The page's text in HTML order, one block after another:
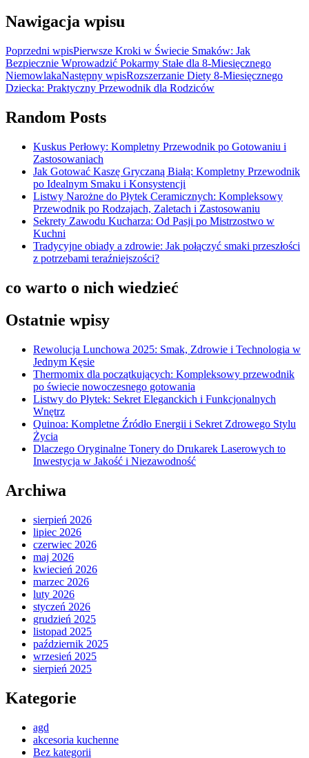
Nawigacja wpisu
Poprzedni wpisPierwsze Kroki w Świecie Smaków: Jak
Bezpiecznie Wprowadzić Pokarmy Stałe dla 8-Miesięcznego
NiemowlakaNastępny wpisRozszerzanie Diety 8-Miesięcznego
Dziecka: Praktyczny Przewodnik dla Rodziców
Random Posts
Kuskus Perłowy: Kompletny Przewodnik po Gotowaniu i
Zastosowaniach
Jak Gotować Kaszę Gryczaną Białą: Kompletny Przewodnik
po Idealnym Smaku i Konsystencji
Listwy Narożne do Płytek Ceramicznych: Kompleksowy
Przewodnik po Rodzajach, Zaletach i Zastosowaniu
Sekrety Zawodu Kucharza: Od Pasji po Mistrzostwo w
Kuchni
Tradycyjne obiady a zdrowie: Jak połączyć smaki przeszłości
z potrzebami teraźniejszości?
co warto o nich wiedzieć
Ostatnie wpisy
Rewolucja Lunchowa 2025: Smak, Zdrowie i Technologia w
Jednym Kęsie
Thermomix dla początkujących: Kompleksowy przewodnik
po świecie nowoczesnego gotowania
Listwy do Płytek: Sekret Eleganckich i Funkcjonalnych
Wnętrz
Quinoa: Kompletne Źródło Energii i Sekret Zdrowego Stylu
Życia
Dlaczego Oryginalne Tonery do Drukarek Laserowych to
Inwestycja w Jakość i Niezawodność
Archiwa
sierpień 2026
lipiec 2026
czerwiec 2026
maj 2026
kwiecień 2026
marzec 2026
luty 2026
styczeń 2026
grudzień 2025
listopad 2025
październik 2025
wrzesień 2025
sierpień 2025
Kategorie
agd
akcesoria kuchenne
Bez kategorii